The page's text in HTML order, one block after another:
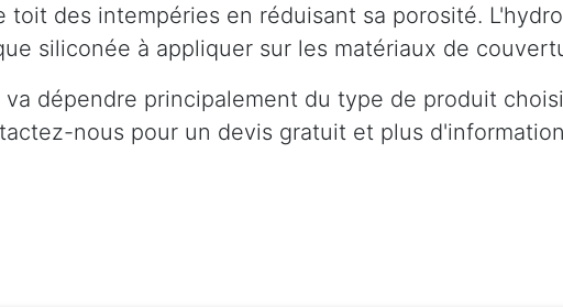
des intempéries en réduisant sa porosité.
siliconée à appliquer sur les matériaux de
dépendre principalement du type de produit
nous pour un devis gratuit et plus